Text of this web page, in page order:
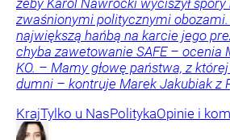
żeby Karol Nawrocki wyciszył
zwaśnionymi politycznymi
największą hańbą na karcie jego
chyba zawetowanie SAFE – ocenia
KO. – Mamy głowę państwa, z
dumni – kontruje Marek Jakubiak z
KrajTylko u NasPolitykaOpinie i